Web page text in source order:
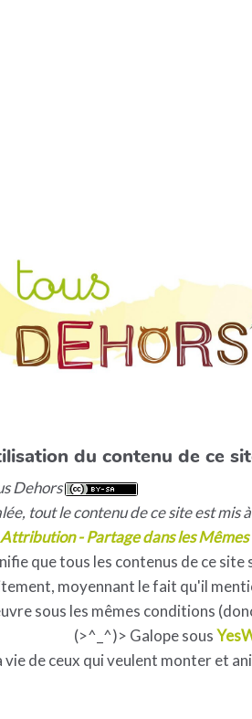
du contenu de ce
Dehors
tout le contenu de ce site est mis
- Partage dans les
que tous les contenus de ce
moyennant le fait qu'il
sous les mêmes conditions
(>^_^)> Galope sous
vie de ceux qui veulent monter et